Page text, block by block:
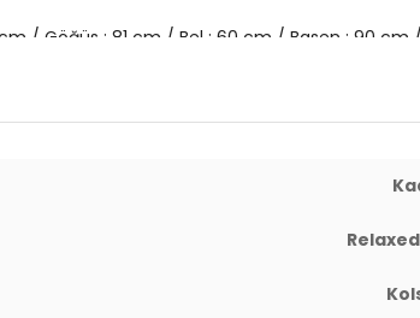
cm / Göğüs : 81 cm / Bel : 60 cm / Basen : 90 cm